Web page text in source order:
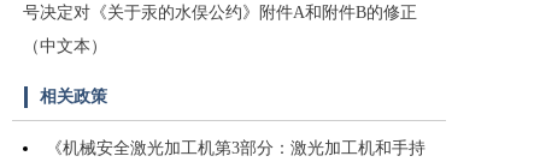
号决定对《关于汞的水俣公约》附件A和附件B的修正
（中文本）
相关政策
《机械安全激光加工机第3部分：激光加工机和手持